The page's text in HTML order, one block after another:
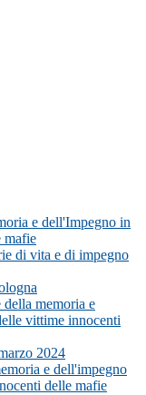
e dell'Impegno in
mafie
di vita e di impegno
memoria e
vittime innocenti
2024
e dell'impegno
delle mafie